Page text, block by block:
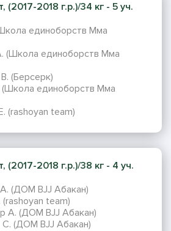
(2017-2018 г.р.)/34 кг - 5 уч.
единоборств Мма
(Школа единоборств Мма
(Берсерк)
единоборств Мма
(rashoyan team)
(2017-2018 г.р.)/38 кг - 4 уч.
(ДОМ BJJ Абакан)
team)
А. (ДОМ BJJ Абакан)
(ДОМ BJJ Абакан)